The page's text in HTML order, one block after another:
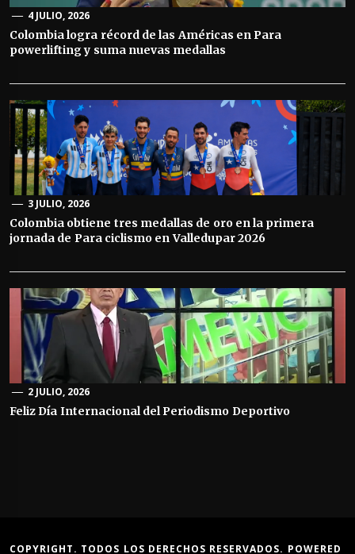
4 JULIO, 2026
Colombia logra récord de las Américas en Para
powerlifting y suma nuevas medallas
3 JULIO, 2026
Colombia obtiene tres medallas de oro en la primera
jornada de Para ciclismo en Valledupar 2026
2 JULIO, 2026
Feliz Día Internacional del Periodismo Deportivo
COPYRIGHT. TODOS LOS DERECHOS RESERVADOS. POWERED